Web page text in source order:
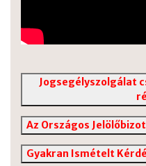
Jogsegélyszolgálat
Az Országos
Gyakran Ismételt